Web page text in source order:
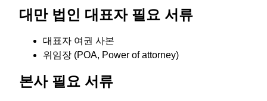
대만 법인 대표자 필요 서류
대표자 여권 사본
위임장 (POA, Power of attorney)
본사 필요 서류